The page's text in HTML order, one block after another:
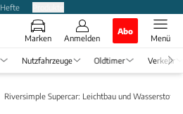
Hefte
Marken Anmelden
Abo
Menü
Nutzfahrzeuge Oldtimer Verkehr
Riversimple Supercar: Leichtbau und